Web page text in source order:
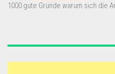
1000 gute Gründe warum sich die